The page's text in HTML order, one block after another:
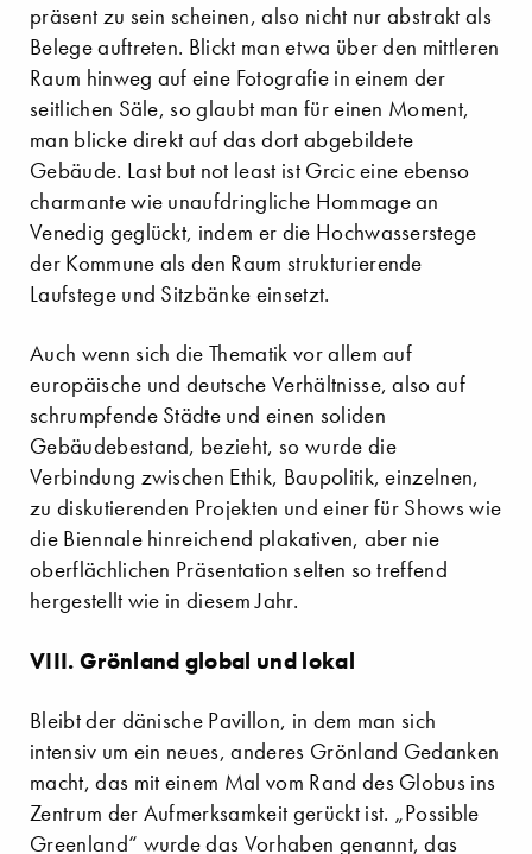
präsent zu sein scheinen, also nicht nur abstrakt als
Belege auftreten. Blickt man etwa über den mittleren
Raum hinweg auf eine Fotografie in einem der
seitlichen Säle, so glaubt man für einen Moment,
man blicke direkt auf das dort abgebildete
Gebäude. Last but not least ist Grcic eine ebenso
charmante wie unaufdringliche Hommage an
Venedig geglückt, indem er die Hochwasserstege
der Kommune als den Raum strukturierende
Laufstege und Sitzbänke einsetzt.
Auch wenn sich die Thematik vor allem auf
europäische und deutsche Verhältnisse, also auf
schrumpfende Städte und einen soliden
Gebäudebestand, bezieht, so wurde die
Verbindung zwischen Ethik, Baupolitik, einzelnen,
zu diskutierenden Projekten und einer für Shows wie
die Biennale hinreichend plakativen, aber nie
oberflächlichen Präsentation selten so treffend
hergestellt wie in diesem Jahr.
VIII. Grönland global und lokal
Bleibt der dänische Pavillon, in dem man sich
intensiv um ein neues, anderes Grönland Gedanken
macht, das mit einem Mal vom Rand des Globus ins
Zentrum der Aufmerksamkeit gerückt ist. „Possible
Greenland“ wurde das Vorhaben genannt, das